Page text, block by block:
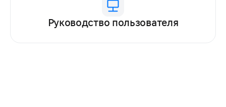
Руководство пользователя